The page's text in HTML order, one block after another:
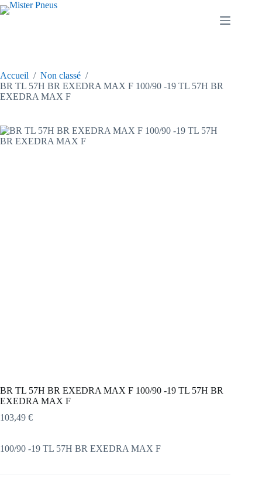
Passer
au
Accueil / Non classé /
BR TL 57H BR EXEDRA MAX F 100/90 -19 TL 57H BR
EXEDRA MAX F
BR TL 57H BR EXEDRA MAX F 100/90 -19 TL 57H BR
EXEDRA MAX F
103,49 €
100/90 -19 TL 57H BR EXEDRA MAX F